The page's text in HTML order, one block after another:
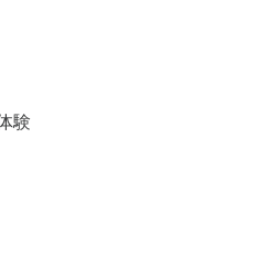
験